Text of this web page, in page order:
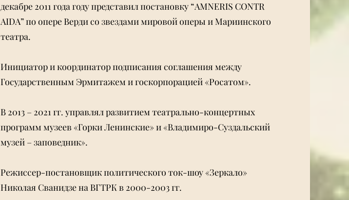
декабре 2011 года году представил постановку “AMNERIS CONTR
AIDА” по опере Верди со звездами мировой оперы и Мариинского
театра.
Инициатор и координатор подписания соглашения между
Государственным Эрмитажем и госкорпорацией «Росатом».
В 2013 – 2021 гг. управлял развитием театрально-концертных
программ музеев «Горки Ленинские» и «Владимиро-Суздальский
музей – заповедник».
Режиссер-постановщик политического ток-шоу «Зеркало»
Николая Сванидзе на ВГТРК в 2000-2003 гг.